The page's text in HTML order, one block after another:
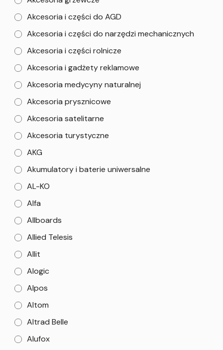
Akcesoria i części do AGD
Akcesoria i części do narzędzi mechanicznych
Akcesoria i części rolnicze
Akcesoria i gadżety reklamowe
Akcesoria medycyny naturalnej
Akcesoria prysznicowe
Akcesoria satelitarne
Akcesoria turystyczne
AKG
Akumulatory i baterie uniwersalne
AL-KO
Alfa
Allboards
Allied Telesis
Allit
Alogic
Alpos
Altom
Altrad Belle
Alufox